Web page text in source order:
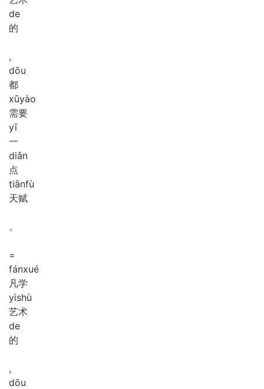
de
的
,
dōu
都
xūyào
需要
yī
一
diǎn
点
tiānfù
天赋
。
=
fánxué
凡学
yìshù
艺术
de
的
,
dōu